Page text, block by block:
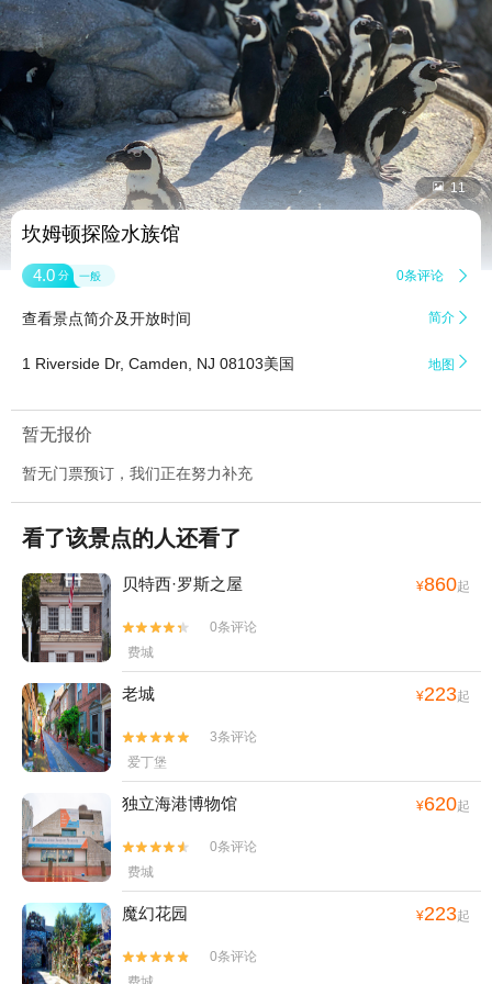
 11
坎姆顿探险水族馆
4.0 分 一般 0条评论 
查看景点简介及开放时间 简介 
1 Riverside Dr, Camden, NJ 08103美国 地图 
暂无报价
暂无门票预订，我们正在努力补充
看了该景点的人还看了
贝特西·罗斯之屋 ¥860起


0条评论
费城
老城 ¥223起


3条评论
爱丁堡
独立海港博物馆 ¥620起


0条评论
费城
魔幻花园 ¥223起


0条评论
